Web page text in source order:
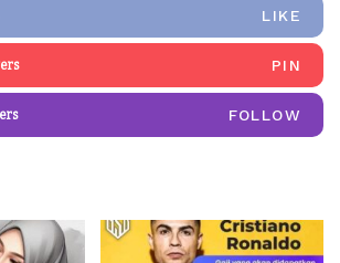
LIKE
PIN
FOLLOW